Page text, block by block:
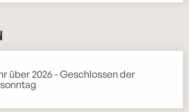
über 2026 - Geschlossen der